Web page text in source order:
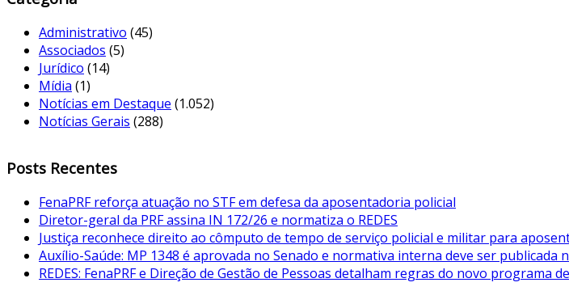
Administrativo (45)
Associados (5)
Jurídico (14)
Mídia (1)
Notícias em Destaque (1.052)
Notícias Gerais (288)
Posts Recentes
FenaPRF reforça atuação no STF em defesa da aposentadoria policial
Diretor-geral da PRF assina IN 172/26 e normatiza o REDES
Justiça reconhece direito ao cômputo de tempo de serviço policial e militar para
Auxílio-Saúde: MP 1348 é aprovada no Senado e normativa interna deve ser publicada
REDES: FenaPRF e Direção de Gestão de Pessoas detalham regras do novo programa